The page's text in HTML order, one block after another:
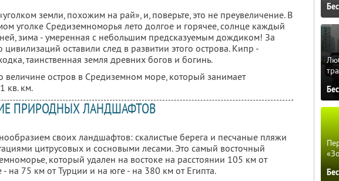
земли, похожим на рай», и, поверьте, это не преувеличение. В
уголке Средиземноморья лето долгое и горячее, солнце каждый
зима - умеренная с небольшим предсказуемым дождиком! За
цивилизаций оставили след в развитии этого острова. Кипр -
таинственная земля древних богов и богинь.
величине остров в Средиземном море, который занимает
кв. км.
ПРИРОДНЫХ ЛАНДШАФТОВ
своих ландшафтов: скалистые берега и песчаные пляжи
цитрусовых и сосновыми лесами. Это самый восточный
который удален на востоке на расстоянии 105 км от
- на 75 км от Турции и на юге - на 380 км от Египта.